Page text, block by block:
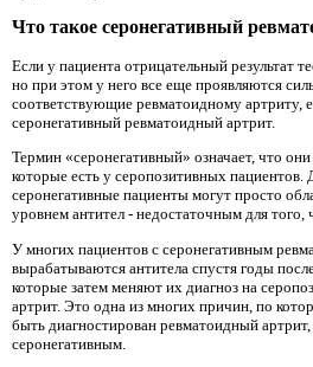
Что такое серонегативный
Если у пациента отрицательный результат
но при этом у него все еще проявляются
соответствующие ревматоидному артриту,
серонегативный ревматоидный артрит.
Термин «серонегативный» означает, что
которые есть у серопозитивных пациентов.
серонегативные пациенты могут просто
уровнем антител - недостаточным для
У многих пациентов с серонегативным
вырабатываются антитела спустя годы
которые затем меняют их диагноз на
артрит. Это одна из многих причин, по
быть диагностирован ревматоидный артрит,
серонегативным.